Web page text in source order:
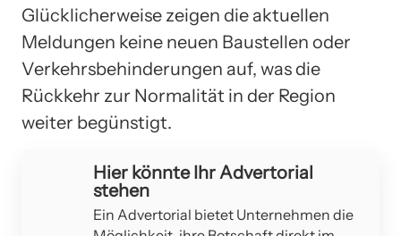
Glücklicherweise zeigen die aktuellen
Meldungen keine neuen Baustellen oder
Verkehrsbehinderungen auf, was die
Rückkehr zur Normalität in der Region
weiter begünstigt.
Hier könnte Ihr Advertorial
stehen
Ein Advertorial bietet Unternehmen die